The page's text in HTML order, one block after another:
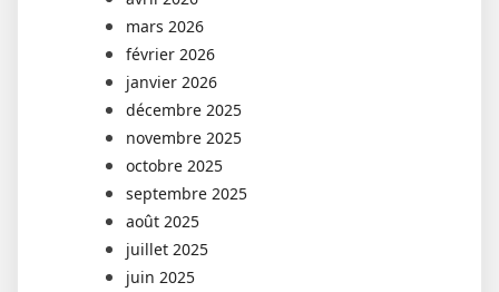
mars 2026
février 2026
janvier 2026
décembre 2025
novembre 2025
octobre 2025
septembre 2025
août 2025
juillet 2025
juin 2025